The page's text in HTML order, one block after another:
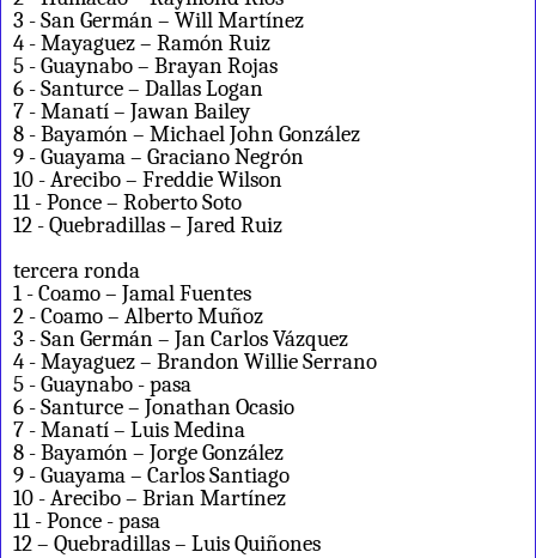
3 - San Germán – Will Martínez
4 - Mayaguez – Ramón Ruiz
5 - Guaynabo – Brayan Rojas
6 - Santurce – Dallas Logan
7 - Manatí – Jawan Bailey
8 - Bayamón – Michael John González
9 - Guayama – Graciano Negrón
10 - Arecibo – Freddie Wilson
11 - Ponce – Roberto Soto
12 - Quebradillas – Jared Ruiz
tercera ronda
1 - Coamo – Jamal Fuentes
2 - Coamo – Alberto Muñoz
3 - San Germán – Jan Carlos Vázquez
4 - Mayaguez – Brandon Willie Serrano
5 - Guaynabo - pasa
6 - Santurce – Jonathan Ocasio
7 - Manatí – Luis Medina
8 - Bayamón – Jorge González
9 - Guayama – Carlos Santiago
10 - Arecibo – Brian Martínez
11 - Ponce - pasa
12 – Quebradillas – Luis Quiñones